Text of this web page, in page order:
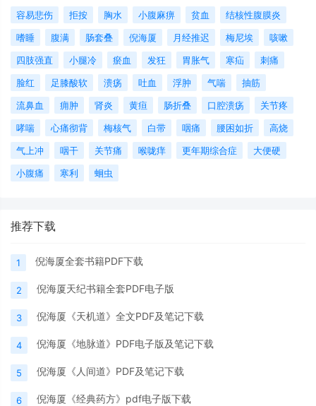
容易悲伤 拒按 胸水 小腹麻痹 贫血
结核性腹膜炎
嗜睡
腹满 肠套叠 倪海厦 月经推迟 梅尼埃
咳嗽
四肢强直
小腿冷 瘀血 发狂 胃胀气 寒疝
刺痛
脸红
足膝酸软 溃疡 吐血 浮肿 气喘
抽筋
流鼻血
痈肿 肾炎 黄疸 肠折叠 口腔溃疡
关节疼
哮喘
心痛彻背 梅核气 白带 咽痛 腰困如折
高烧
气上冲
咽干 关节痛 喉咙痒 更年期综合症
大便硬
小腹痛
寒利 蛔虫
推荐下载
1 倪海厦全套书籍PDF下载
2 倪海厦天纪书籍全套PDF电子版
3 倪海厦《天机道》全文PDF及笔记下载
4 倪海厦《地脉道》PDF电子版及笔记下载
5 倪海厦《人间道》PDF及笔记下载
6 倪海厦《经典药方》pdf电子版下载